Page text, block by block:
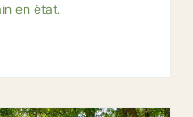
en état.